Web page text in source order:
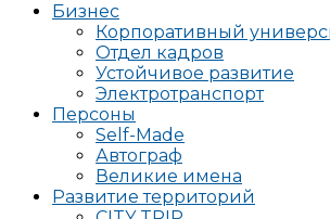
Бизнес
Корпоративный
Отдел кадров
Устойчивое развитие
Электротранспорт
Персоны
Self-Made
Автограф
Великие имена
Развитие территорий